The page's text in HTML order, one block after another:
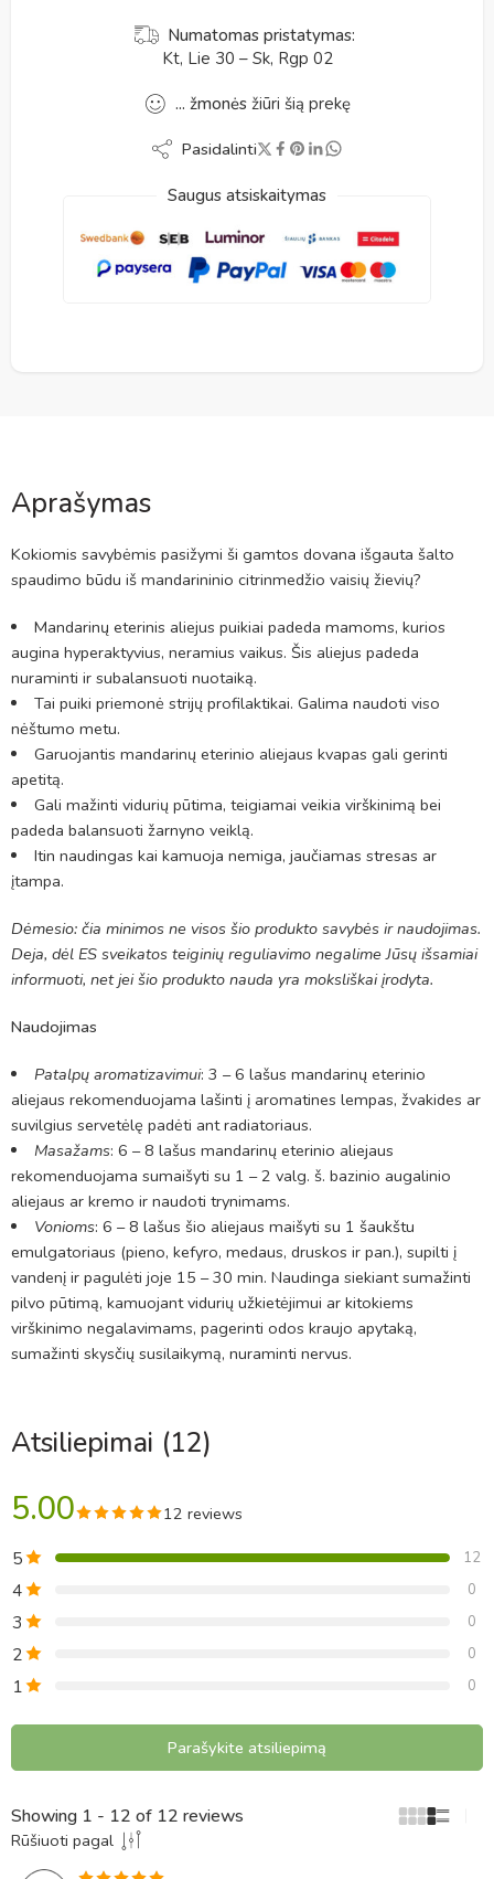
Numatomas pristatymas:
Kt, Lie 30 – Sk, Rgp 02
... žmonėsžiūri šią prekę
Pasidalinti
Saugus atsiskaitymas
Aprašymas
Kokiomis savybėmis pasižymi ši gamtos dovana išgauta šalto
spaudimo būdu iš mandarininio citrinmedžio vaisių žievių?
Mandarinų eterinis aliejus puikiai padeda mamoms, kurios
augina hyperaktyvius, neramius vaikus. Šis aliejus padeda
nuraminti ir subalansuoti nuotaiką.
Tai puiki priemonė strijų profilaktikai. Galima naudoti viso
nėštumo metu.
Garuojantis mandarinų eterinio aliejaus kvapas gali gerinti
apetitą.
Gali mažinti vidurių pūtima, teigiamai veikia virškinimą bei
padeda balansuoti žarnyno veiklą.
Itin naudingas kai kamuoja nemiga, jaučiamas stresas ar
įtampa.
Dėmesio: čia minimos ne visos šio produkto savybės ir naudojimas.
Deja, dėl ES sveikatos teiginių reguliavimo negalime Jūsų išsamiai
informuoti, net jei šio produkto nauda yra moksliškai įrodyta.
Naudojimas
Patalpų aromatizavimui: 3 – 6 lašus mandarinų eterinio
aliejaus rekomenduojama lašinti į aromatines lempas, žvakides ar
suvilgius servetėlę padėti ant radiatoriaus.
Masažams: 6 – 8 lašus mandarinų eterinio aliejaus
rekomenduojama sumaišyti su 1 – 2 valg. š. bazinio augalinio
aliejaus ar kremo ir naudoti trynimams.
Vonioms: 6 – 8 lašus šio aliejaus maišyti su 1 šaukštu
emulgatoriaus (pieno, kefyro, medaus, druskos ir pan.), supilti į
vandenį ir pagulėti joje 15 – 30 min. Naudinga siekiant sumažinti
pilvo pūtimą, kamuojant vidurių užkietėjimui ar kitokiems
virškinimo negalavimams, pagerinti odos kraujo apytaką,
sumažinti skysčių susilaikymą, nuraminti nervus.
Atsiliepimai (12)
5.00 12 reviews
5 12
4 0
3 0
2 0
1 0
Parašykite atsiliepimą
Showing 1 - 12 of 12 reviews
Rūšiuoti pagal